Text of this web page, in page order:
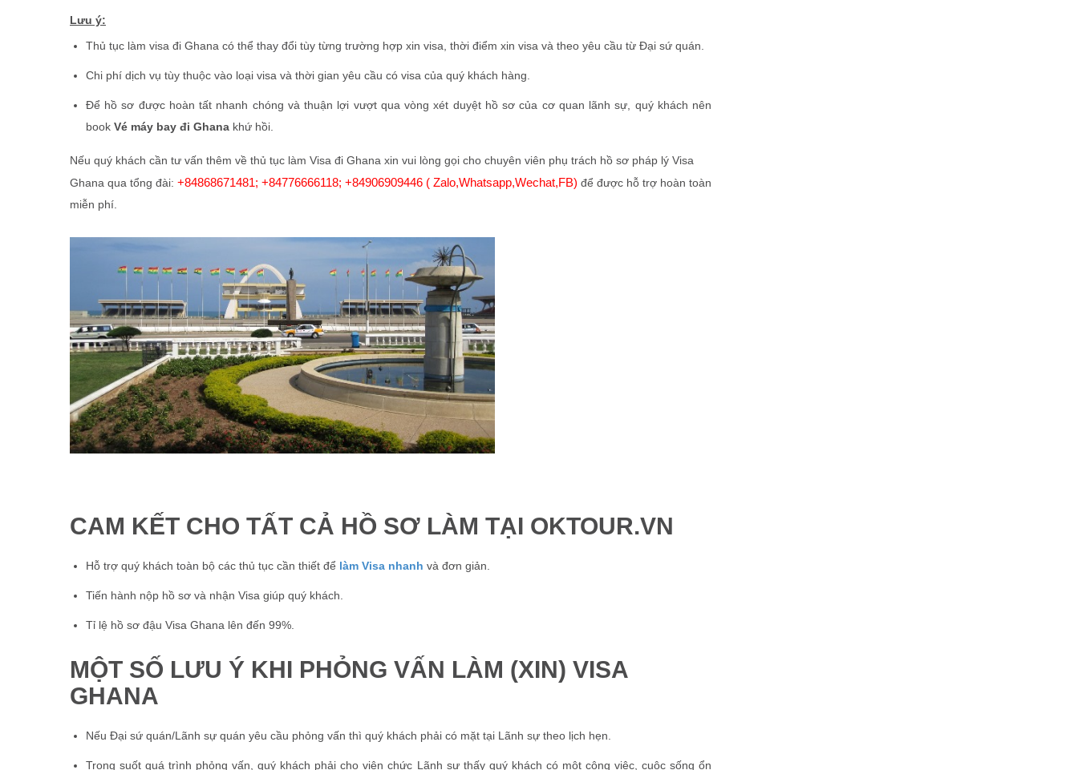
Lưu ý:
Thủ tục làm visa đi Ghana có thể thay đổi tùy từng trường hợp xin visa, thời điểm xin visa và theo yêu cầu từ Đại sứ quán.
Chi phí dịch vụ tùy thuộc vào loại visa và thời gian yêu cầu có visa của quý khách hàng.
Để hồ sơ được hoàn tất nhanh chóng và thuận lợi vượt qua vòng xét duyệt hồ sơ của cơ quan lãnh sự, quý khách nên
book Vé máy bay đi Ghana khứ hồi.
Nếu quý khách cần tư vấn thêm về thủ tục làm Visa đi Ghana xin vui lòng gọi cho chuyên viên phụ trách hồ sơ pháp lý Visa
Ghana qua tổng đài: +84868671481; +84776666118; +84906909446 ( Zalo,Whatsapp,Wechat,FB) để được hỗ trợ hoàn toàn
miễn phí.
CAM KẾT CHO TẤT CẢ HỒ SƠ LÀM TẠI OKTOUR.VN
Hỗ trợ quý khách toàn bộ các thủ tục cần thiết để làm Visa nhanh và đơn giản.
Tiến hành nộp hồ sơ và nhận Visa giúp quý khách.
Tỉ lệ hồ sơ đậu Visa Ghana lên đến 99%.
MỘT SỐ LƯU Ý KHI PHỎNG VẤN LÀM (XIN) VISA
GHANA
Nếu Đại sứ quán/Lãnh sự quán yêu cầu phỏng vấn thì quý khách phải có mặt tại Lãnh sự theo lịch hẹn.
Trong suốt quá trình phỏng vấn, quý khách phải cho viên chức Lãnh sự thấy quý khách có một công việc, cuộc sống ổn